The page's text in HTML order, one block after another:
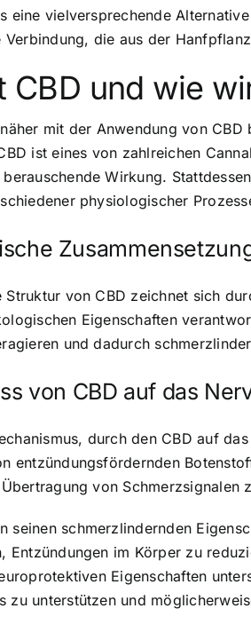
eine vielversprechende
Verbindung, die aus der
CBD und wie
mit der Anwendung von
ist eines von zahlreichen
berauschende Wirkung.
physiologischer
Struktur von CBD zeichnet sich
Eigenschaften
und dadurch
von CBD auf das
durch den CBD auf
entzündungsfördernden
von Schmerzsignalen
seinen schmerzlindernden
Entzündungen im Körper zu
Eigenschaften
zu unterstützen und